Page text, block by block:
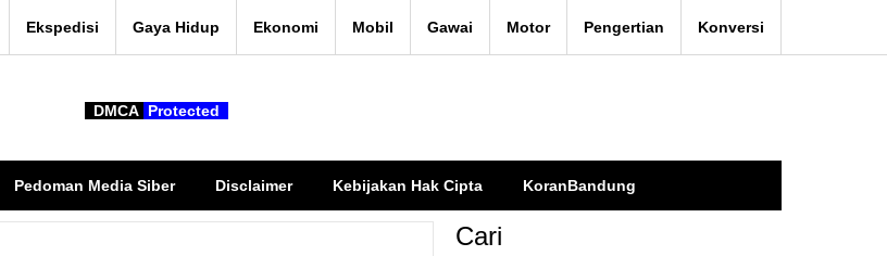
Ekspedisi Gaya Hidup Ekonomi Mobil Gawai Motor Pengertian Konversi
DMCA Protected
Pedoman Media Siber Disclaimer Kebijakan Hak Cipta KoranBandung
Cari